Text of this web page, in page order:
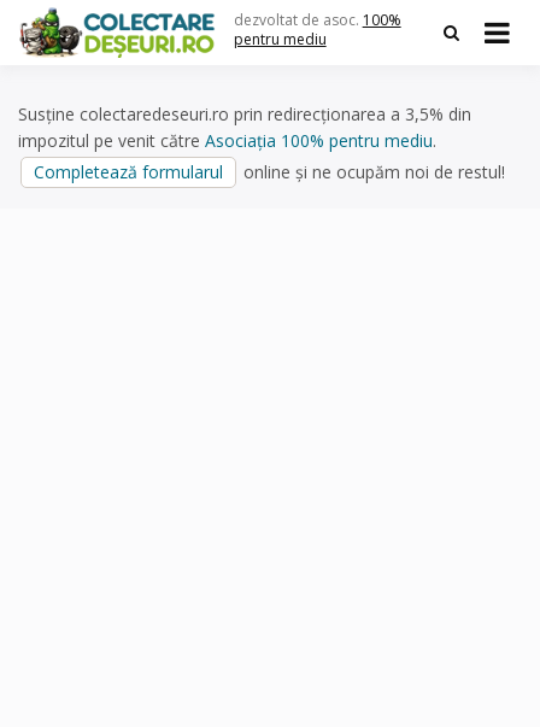
content
dezvoltat de asoc. 100%
pentru mediu
Susține colectaredeseuri.ro prin redirecționarea a 3,5% din
impozitul pe venit către Asociația 100% pentru mediu.
Completează formularul
online și ne ocupăm noi de restul!